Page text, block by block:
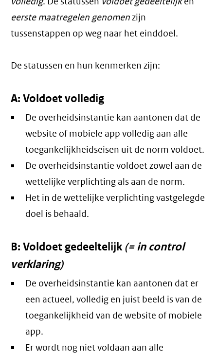
eerste maatregelen genomenzijn
tussenstappen op weg naar het einddoel.
De statussen en hun kenmerken zijn:
A: Voldoet volledig
De overheidsinstantie kan aantonen dat de
website of mobiele app volledig aan alle
toegankelijkheidseisen uit de norm voldoet.
De overheidsinstantie voldoet zowel aan de
wettelijke verplichting als aan de norm.
Het in de wettelijke verplichting vastgelegde
doel is behaald.
B: Voldoet gedeeltelijk(= in control
verklaring)
De overheidsinstantie kan aantonen dat er
een actueel, volledig en juist beeld is van de
toegankelijkheid van de website of mobiele
app.
Er wordt nog niet voldaan aan alle